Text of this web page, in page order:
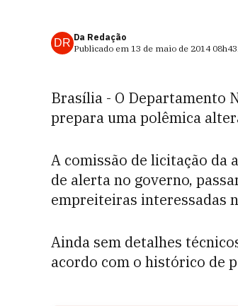
DR Da Redação
Publicado em 13 de maio de 2014 08h43
Brasília - O Departamento
prepara uma polêmica
A comissão de licitação da
de alerta no governo,
empreiteiras interessadas
Ainda sem detalhes
acordo com o histórico de